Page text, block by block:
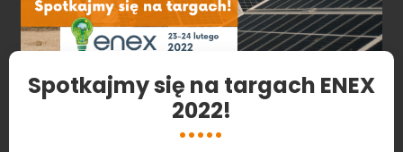
Spotkajmy się na targach ENEX
2022!